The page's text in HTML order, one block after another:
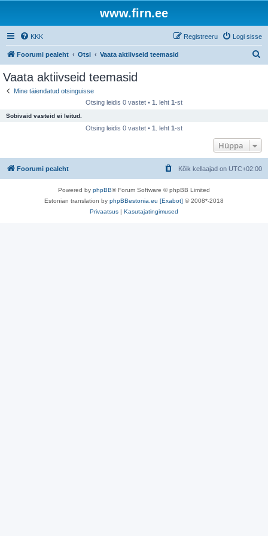
www.firn.ee
KKK Logi sisse
Registreeru
Foorumi pealeht Otsi Vaata aktiivseid teemasid
Vaata aktiivseid teemasid
Mine täiendatud otsinguisse
Otsing leidis 0 vastet • 1 . leht 1-st
Sobivaid vasteid ei leitud.
Otsing leidis 0 vastet • 1 . leht 1-st
Hüppa
Foorumi pealeht Kõik kellaajad on UTC+02:00
Powered by phpBB® Forum Software © phpBB Limited
Estonian translation by phpBBestonia.eu [Exabot] © 2008*-2018
Privaatsus | Kasutajatingimused